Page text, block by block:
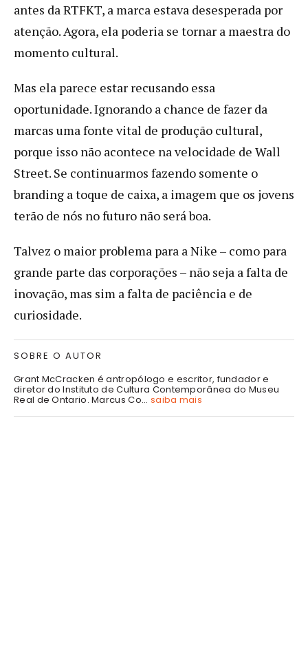
antes da RTFKT, a marca estava desesperada por
atenção. Agora, ela poderia se tornar a maestra do
momento cultural.
Mas ela parece estar recusando essa
oportunidade. Ignorando a chance de fazer da
marcas uma fonte vital de produção cultural,
porque isso não acontece na velocidade de Wall
Street. Se continuarmos fazendo somente o
branding a toque de caixa, a imagem que os jovens
terão de nós no futuro não será boa.
Talvez o maior problema para a Nike – como para
grande parte das corporações – não seja a falta de
inovação, mas sim a falta de paciência e de
curiosidade.
SOBRE O AUTOR
Grant McCracken é antropólogo e escritor, fundador e
diretor do Instituto de Cultura Contemporânea do Museu
Real de Ontario. Marcus Co...saiba mais